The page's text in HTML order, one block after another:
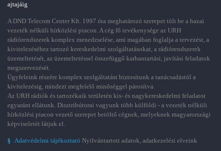
ajtajáig
A DND Telecom Center Kft. 1997 óta meghatározó szerepet tölt be a hazai
vezeték nélküli hírközlési piacon. A cég fő tevékenysége az URH
rádiórendszerek komplex menedzselése, ami magában foglalja a tervezést, a
kivitelezéséhez tartozó kereskedelmi szolgáltatásokat, a rádiórendszerek
üzemeltetését, az üzemeltetéssel összefüggő karbantartási, javítási feladatok
megszervezését.
Ügyfeleink részére komplex szolgáltatást biztosítunk a tanácsadástól a
kivitelezésig, mindezt megfelelő minőséggel párosítva.
Az URH rádiók és tartozékaik területén kis- és nagykereskedelmi feladatot
egyaránt ellátunk. Disztribútorai vagyunk több külföldi - a vezeték nélküli
hírközlési piacon vezető szerepet betöltő cégnek, melyeknek magyarországi
képviseletét látjuk el.
§ Adatvédelmi tájékoztató Nyilvántartott adatok, adatkezelési elveink